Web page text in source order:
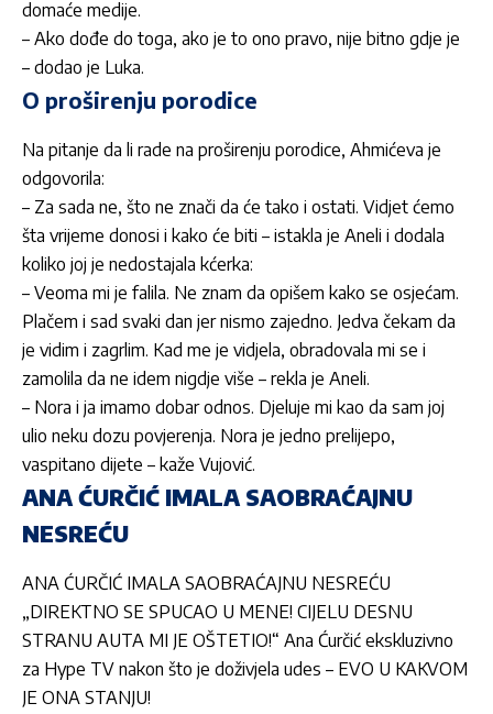
domaće medije.
– Ako dođe do toga, ako je to ono pravo, nije bitno gdje je
– dodao je Luka.
O proširenju porodice
Na pitanje da li rade na proširenju porodice, Ahmićeva je
odgovorila:
– Za sada ne, što ne znači da će tako i ostati. Vidjet ćemo
šta vrijeme donosi i kako će biti – istakla je Aneli i dodala
koliko joj je nedostajala kćerka:
– Veoma mi je falila. Ne znam da opišem kako se osjećam.
Plačem i sad svaki dan jer nismo zajedno. Jedva čekam da
je vidim i zagrlim. Kad me je vidjela, obradovala mi se i
zamolila da ne idem nigdje više – rekla je Aneli.
– Nora i ja imamo dobar odnos. Djeluje mi kao da sam joj
ulio neku dozu povjerenja. Nora je jedno prelijepo,
vaspitano dijete – kaže Vujović.
ANA ĆURČIĆ IMALA SAOBRAĆAJNU
NESREĆU
ANA ĆURČIĆ IMALA SAOBRAĆAJNU NESREĆU
„DIREKTNO SE SPUCAO U MENE! CIJELU DESNU
STRANU AUTA MI JE OŠTETIO!“ Ana Ćurčić ekskluzivno
za Hype TV nakon što je doživjela udes – EVO U KAKVOM
JE ONA STANJU!